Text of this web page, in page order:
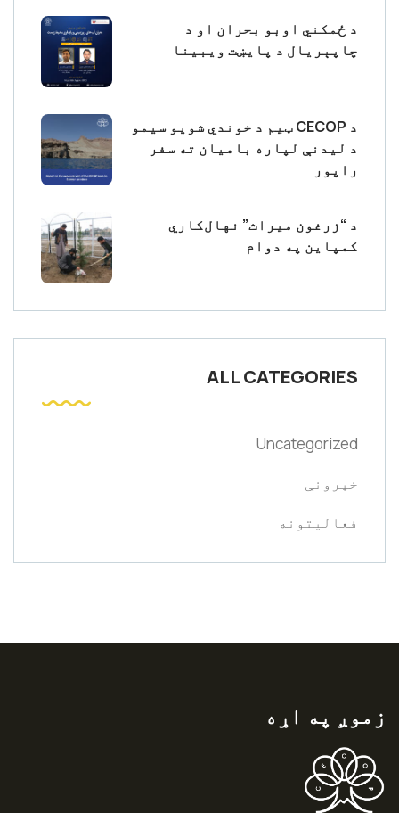
د ځمکني اوبو بحران او د
چاپېریال د پایښت ویبینا
د CECOP ټیم د خوندي شویو سیمو
د لیدنې لپاره بامیان ته سفر
راپور
د “زرغون میراث” نهال‌کاري
کمپاین په دوام
ALL CATEGORIES
Uncategorized
خپرونې
فعالیتونه
زموږ په اړه